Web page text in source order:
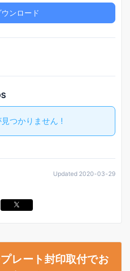
ウンロード
つかりません !
Updated 2020-03-29
レート封印取付でお